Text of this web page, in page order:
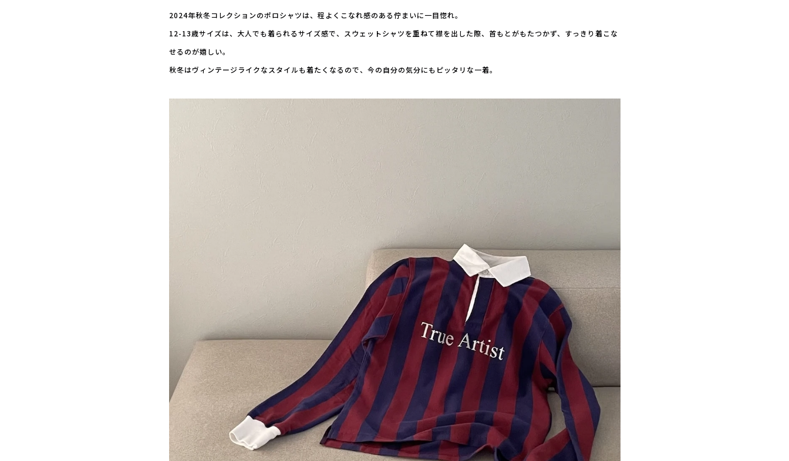
2024年秋冬コレクションのポロシャツは、程よくこなれ感のある佇まいに一目惚れ。
12-13歳サイズは、大人でも着られるサイズ感で、スウェットシャツを重ねて襟を出した際、首もとがもたつかず、すっきり着こな
せるのが嬉しい。
秋冬はヴィンテージライクなスタイルも着たくなるので、今の自分の気分にもピッタリな一着。